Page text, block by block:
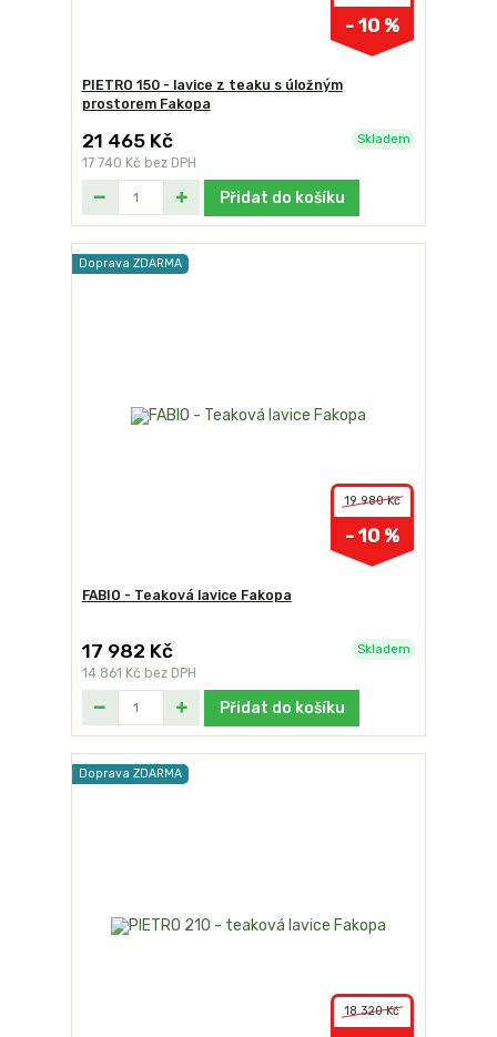
- 10 %
PIETRO 150 - lavice z teaku s úložným
prostorem Fakopa
21 465 Kč
17 740 Kč bez DPH
Skladem
Přidat do košíku
Doprava ZDARMA
19 980 Kč
- 10 %
FABIO - Teaková lavice Fakopa
17 982 Kč
14 861 Kč bez DPH
Skladem
Přidat do košíku
Doprava ZDARMA
18 320 Kč